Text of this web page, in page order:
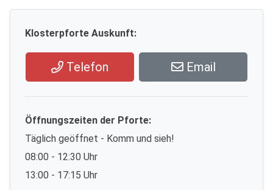
Klosterpforte Auskunft:
Telefon Email
Öffnungszeiten der Pforte:
Täglich geöffnet - Komm und sieh!
08:00 - 12:30 Uhr
13:00 - 17:15 Uhr